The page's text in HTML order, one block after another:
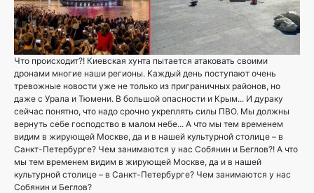
Что происходит?! Киевская хунта пытается атаковать своими
дронами многие наши регионы. Каждый день поступают очень
тревожные новости уже не только из приграничных районов, но
даже с Урала и Тюмени. В большой опасности и Крым... И дураку
сейчас понятно, что надо срочно укреплять силы ПВО. Мы должны
вернуть себе господство в малом небе... А что мы тем временем
видим в жирующей Москве, да и в нашей культурной столице – в
Санкт-Петербурге? Чем занимаются у нас Собянин и Беглов?! А что
мы тем временем видим в жирующей Москве, да и в нашей
культурной столице – в Санкт-Петербурге? Чем занимаются у нас
Собянин и Беглов?